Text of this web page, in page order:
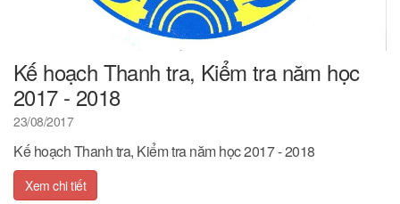
Kế hoạch Thanh tra, Kiểm tra năm học
2017 - 2018
23/08/2017
Kế hoạch Thanh tra, Kiểm tra năm học 2017 - 2018
Xem chi tiết